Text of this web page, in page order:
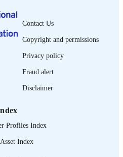
une autoévaluation et se préparer --
Étape 1 : Comprendre l’historique et
l’inclusivité de l’IDS -- Étape 3 :
Contact Us
Copyright and permissions
Privacy policy
Fraud alert
Disclaimer
Profiles Index
Index